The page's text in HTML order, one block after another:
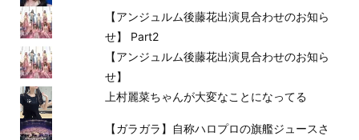
【アンジュルム後藤花出演見合わせのお知ら
せ】 Part2
【アンジュルム後藤花出演見合わせのお知ら
せ】
上村麗菜ちゃんが大変なことになってる
【ガラガラ】自称ハロプロの旗艦ジュースさ